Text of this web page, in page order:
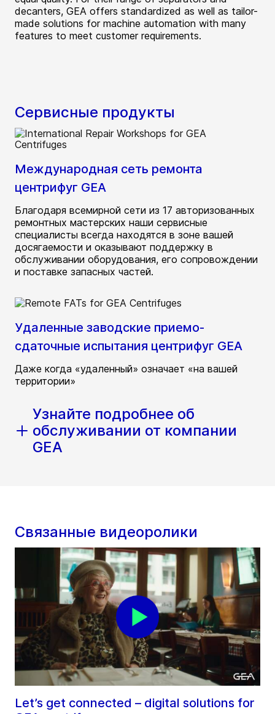
decanters, GEA offers standardized as well as tailor-
made solutions for machine automation with many
features to meet customer requirements.
Сервисные продукты
Международная сеть ремонта
центрифуг GEA
Благодаря всемирной сети из 17 авторизованных
ремонтных мастерских наши сервисные
специалисты всегда находятся в зоне вашей
досягаемости и оказывают поддержку в
обслуживании оборудования, его сопровождении
и поставке запасных частей.
Удаленные заводские приемо-
сдаточные испытания центрифуг GEA
Даже когда «удаленный» означает «на вашей
территории»
Узнайте подробнее об
обслуживании от компании
GEA
Связанные видеоролики
Let’s get connected – digital solutions for